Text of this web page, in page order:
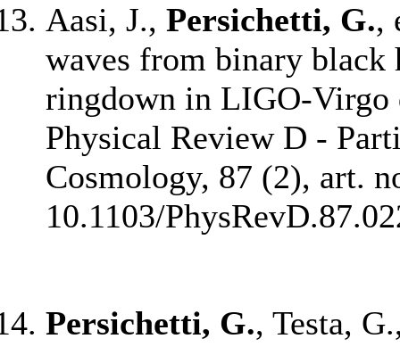
Aasi, J., Persichetti, G.,
waves from binary black
ringdown in LIGO-Virgo
Physical Review D -
Cosmology, 87 (2), art.
10.1103/
Persichetti, G., Testa,